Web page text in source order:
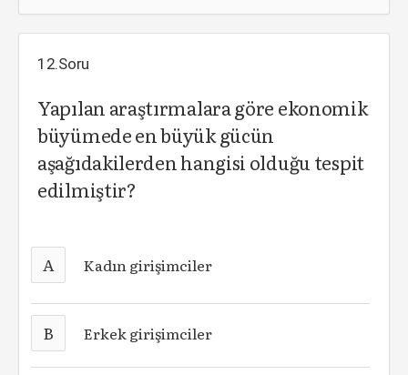
12.Soru
Yapılan araştırmalara göre ekonomik
büyümede en büyük gücün
aşağıdakilerden hangisi olduğu tespit
edilmiştir?
A Kadın girişimciler
B Erkek girişimciler